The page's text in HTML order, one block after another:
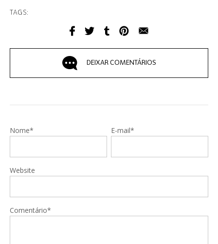
TAGS:
DEIXAR COMENTÁRIOS
Nome* E-mail*
Website
Comentário*